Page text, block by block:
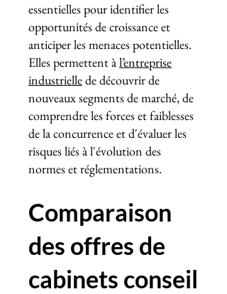
essentielles pour identifier les
opportunités de croissance et
anticiper les menaces potentielles.
Elles permettent àl’entreprise
industriellede découvrir de
nouveaux segments de marché, de
comprendre les forces et faiblesses
de la concurrence et d'évaluer les
risques liés à l'évolution des
normes et réglementations.
Comparaison
des offres de
cabinets conseil